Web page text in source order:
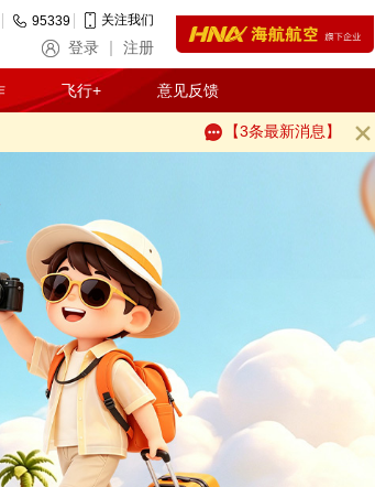
95339 关注我们
登录 注册
飞行+ 意见反馈
【3条最新消息】